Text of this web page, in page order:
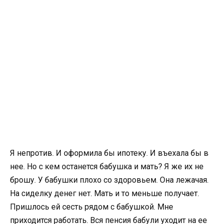
Я непротив. И оформила бы ипотеку. И въехала бы в
нее. Но с кем останется бабушка и мать? Я же их не
брошу. У бабушки плохо со здоровьем. Она лежачая.
На сиделку денег нет. Мать и то меньше получает.
Пришлось ей сесть рядом с бабушкой. Мне
приходится работать. Вся пенсия бабули уходит на ее